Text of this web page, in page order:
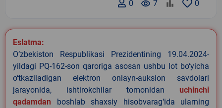
0
remove_red_eye 7
0
Eslatma:
O‘zbekiston Respublikasi Prezidentining 19.04.2024-
yildagi PQ-162-son qaroriga asosan ushbu lot bo‘yicha
o‘tkaziladigan elektron onlayn-auksion savdolari
jarayonida, ishtirokchilar tomonidan uchinchi
qadamdan boshlab shaxsiy hisobvarag‘ida ularning